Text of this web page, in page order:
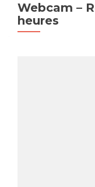
Webcam –
heures